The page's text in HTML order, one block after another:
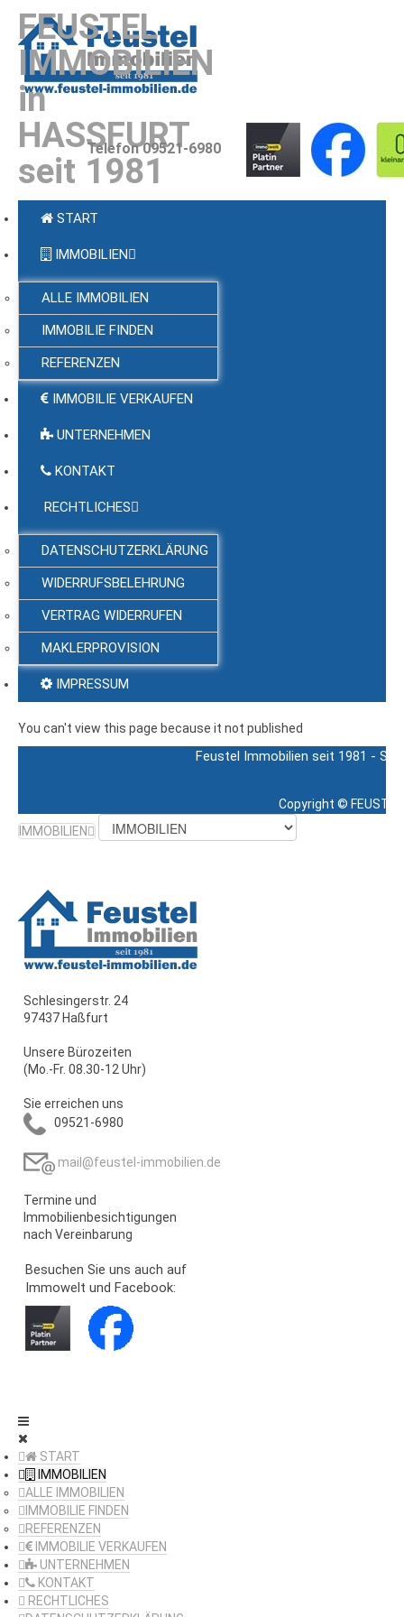
FEUSTEL
IMMOBILIEN
in
HASSFURT
seit 1981
Telefon 09521-6980
START
IMMOBILIEN
ALLE IMMOBILIEN
IMMOBILIE FINDEN
REFERENZEN
IMMOBILIE VERKAUFEN
UNTERNEHMEN
KONTAKT
RECHTLICHES
DATENSCHUTZERKLÄRUNG
WIDERRUFSBELEHRUNG
VERTRAG WIDERRUFEN
MAKLERPROVISION
IMPRESSUM
You can't view this page because it not published
Feustel Immobilien seit 1981 -
Copyright ©
IMMOBILIEN
Schlesingerstr. 24
97437 Haßfurt
Unsere Bürozeiten
(Mo.-Fr. 08.30-12 Uhr)
Sie erreichen uns
09521-6980
mail@feustel-immobilien.de
Termine und
Immobilienbesichtigungen
nach Vereinbarung
Besuchen Sie uns auch auf
Immowelt und Facebook:
START
IMMOBILIEN
ALLE IMMOBILIEN
IMMOBILIE FINDEN
REFERENZEN
IMMOBILIE VERKAUFEN
UNTERNEHMEN
KONTAKT
RECHTLICHES